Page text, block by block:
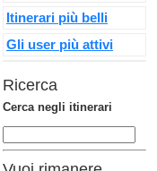
Itinerari più belli
Gli user più attivi
Ricerca
Cerca negli itinerari